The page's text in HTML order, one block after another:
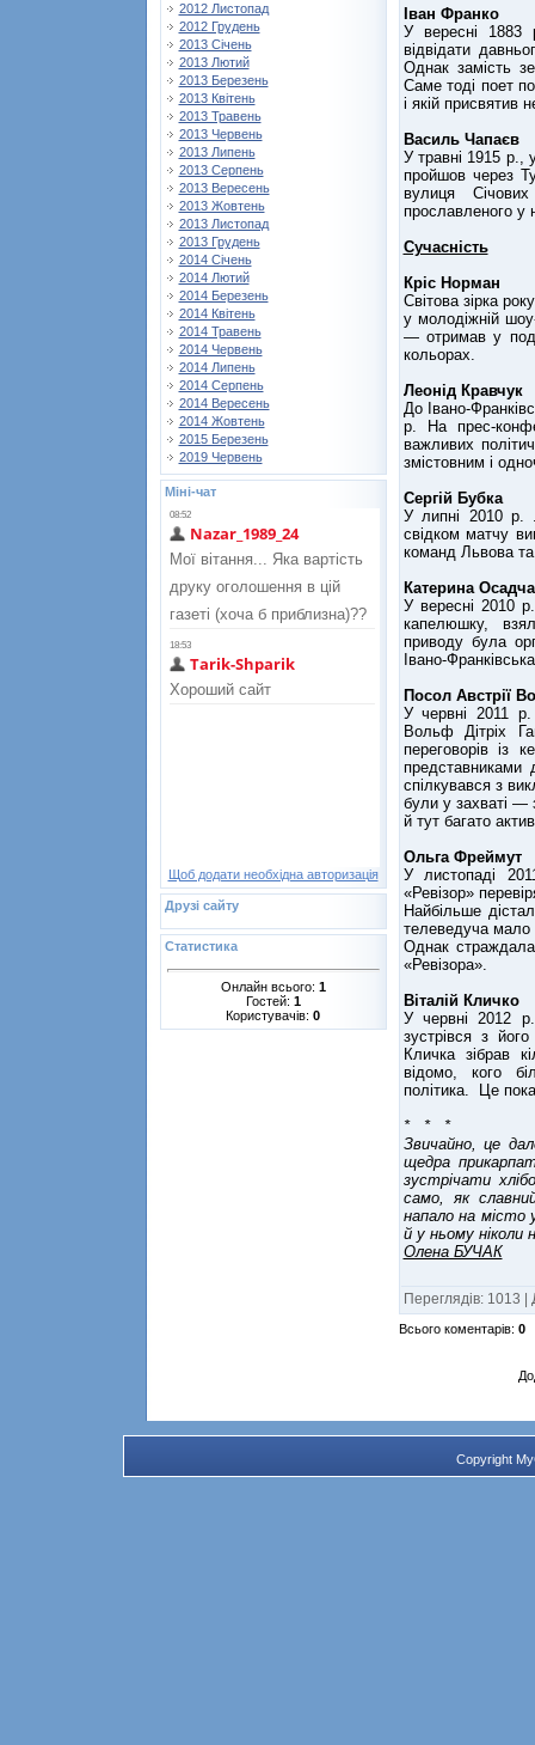
2012 Листопад
2012 Грудень
2013 Січень
2013 Лютий
2013 Березень
2013 Квітень
2013 Травень
2013 Червень
2013 Липень
2013 Серпень
2013 Вересень
2013 Жовтень
2013 Листопад
2013 Грудень
2014 Січень
2014 Лютий
2014 Березень
2014 Квітень
2014 Травень
2014 Червень
2014 Липень
2014 Серпень
2014 Вересень
2014 Жовтень
2015 Березень
2019 Червень
Міні-чат
Щоб додати необхідна авторизація
Друзі сайту
Статистика
Онлайн всього: 1
Гостей: 1
Користувачів: 0
Іван Франко
У вересні 1883
відвідати
Однак замість
Саме тоді поет
і якій присвятив
Василь Чапаєв
У травні 1915 р.,
пройшов через
вулиця
прославленого у
Сучасність
Кріс Норман
Світова зірка
у молодіжній
— отримав у
кольорах.
Леонід Кравчук
До Івано-
р. На прес-
важливих
змістовним і
Сергій Бубка
У липні 2010 р.
свідком матчу
команд Львова та
Катерина Осадча
У вересні 2010
капелюшку,
приводу була
Івано-
Посол Австрії
У червні 2011 р.
Вольф Дітріх
переговорів із
представниками
спілкувався з
були у захваті —
й тут багато
Ольга Фреймут
У листопаді
«Ревізор»
Найбільше
телеведуча мало
Однак
«Ревізора».
Віталій Кличко
У червні 2012 р.
зустрівся з
Кличка зібрав
відомо, кого
політика. Це
* * *
Звичайно, це
щедра
зустрічати
само, як
напало на місто
й у ньому ніколи
Олена БУЧАК
Переглядів: 1013 |
Всього коментарів: 0
Copyright